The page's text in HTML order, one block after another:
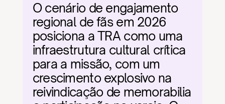
O cenário de engajamento
regional de fãs em 2026
posiciona a TRA como uma
infraestrutura cultural crítica
para a missão, com um
crescimento explosivo na
reivindicação de memorabilia